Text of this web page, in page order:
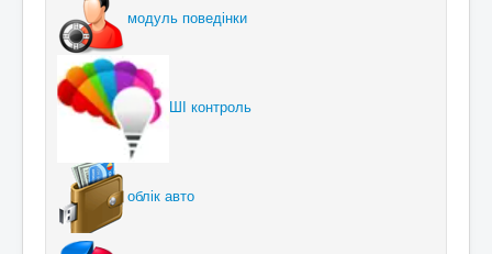
модуль поведінки
ШІ контроль
облік авто